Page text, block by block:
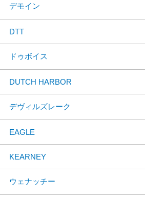
デモイン
DTT
ドゥボイス
DUTCH HARBOR
デヴィルズレーク
EAGLE
KEARNEY
ウェナッチー